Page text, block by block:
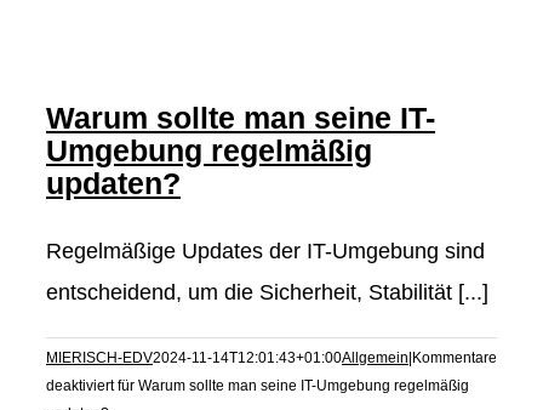
Warum sollte man seine IT-
Umgebung regelmäßig
updaten?
Regelmäßige Updates der IT-Umgebung sind
entscheidend, um die Sicherheit, Stabilität [...]
MIERISCH-EDV2024-11-14T12:01:43+01:00Allgemein Kommentare
deaktiviertfür Warum sollte man seine IT-Umgebung regelmäßig